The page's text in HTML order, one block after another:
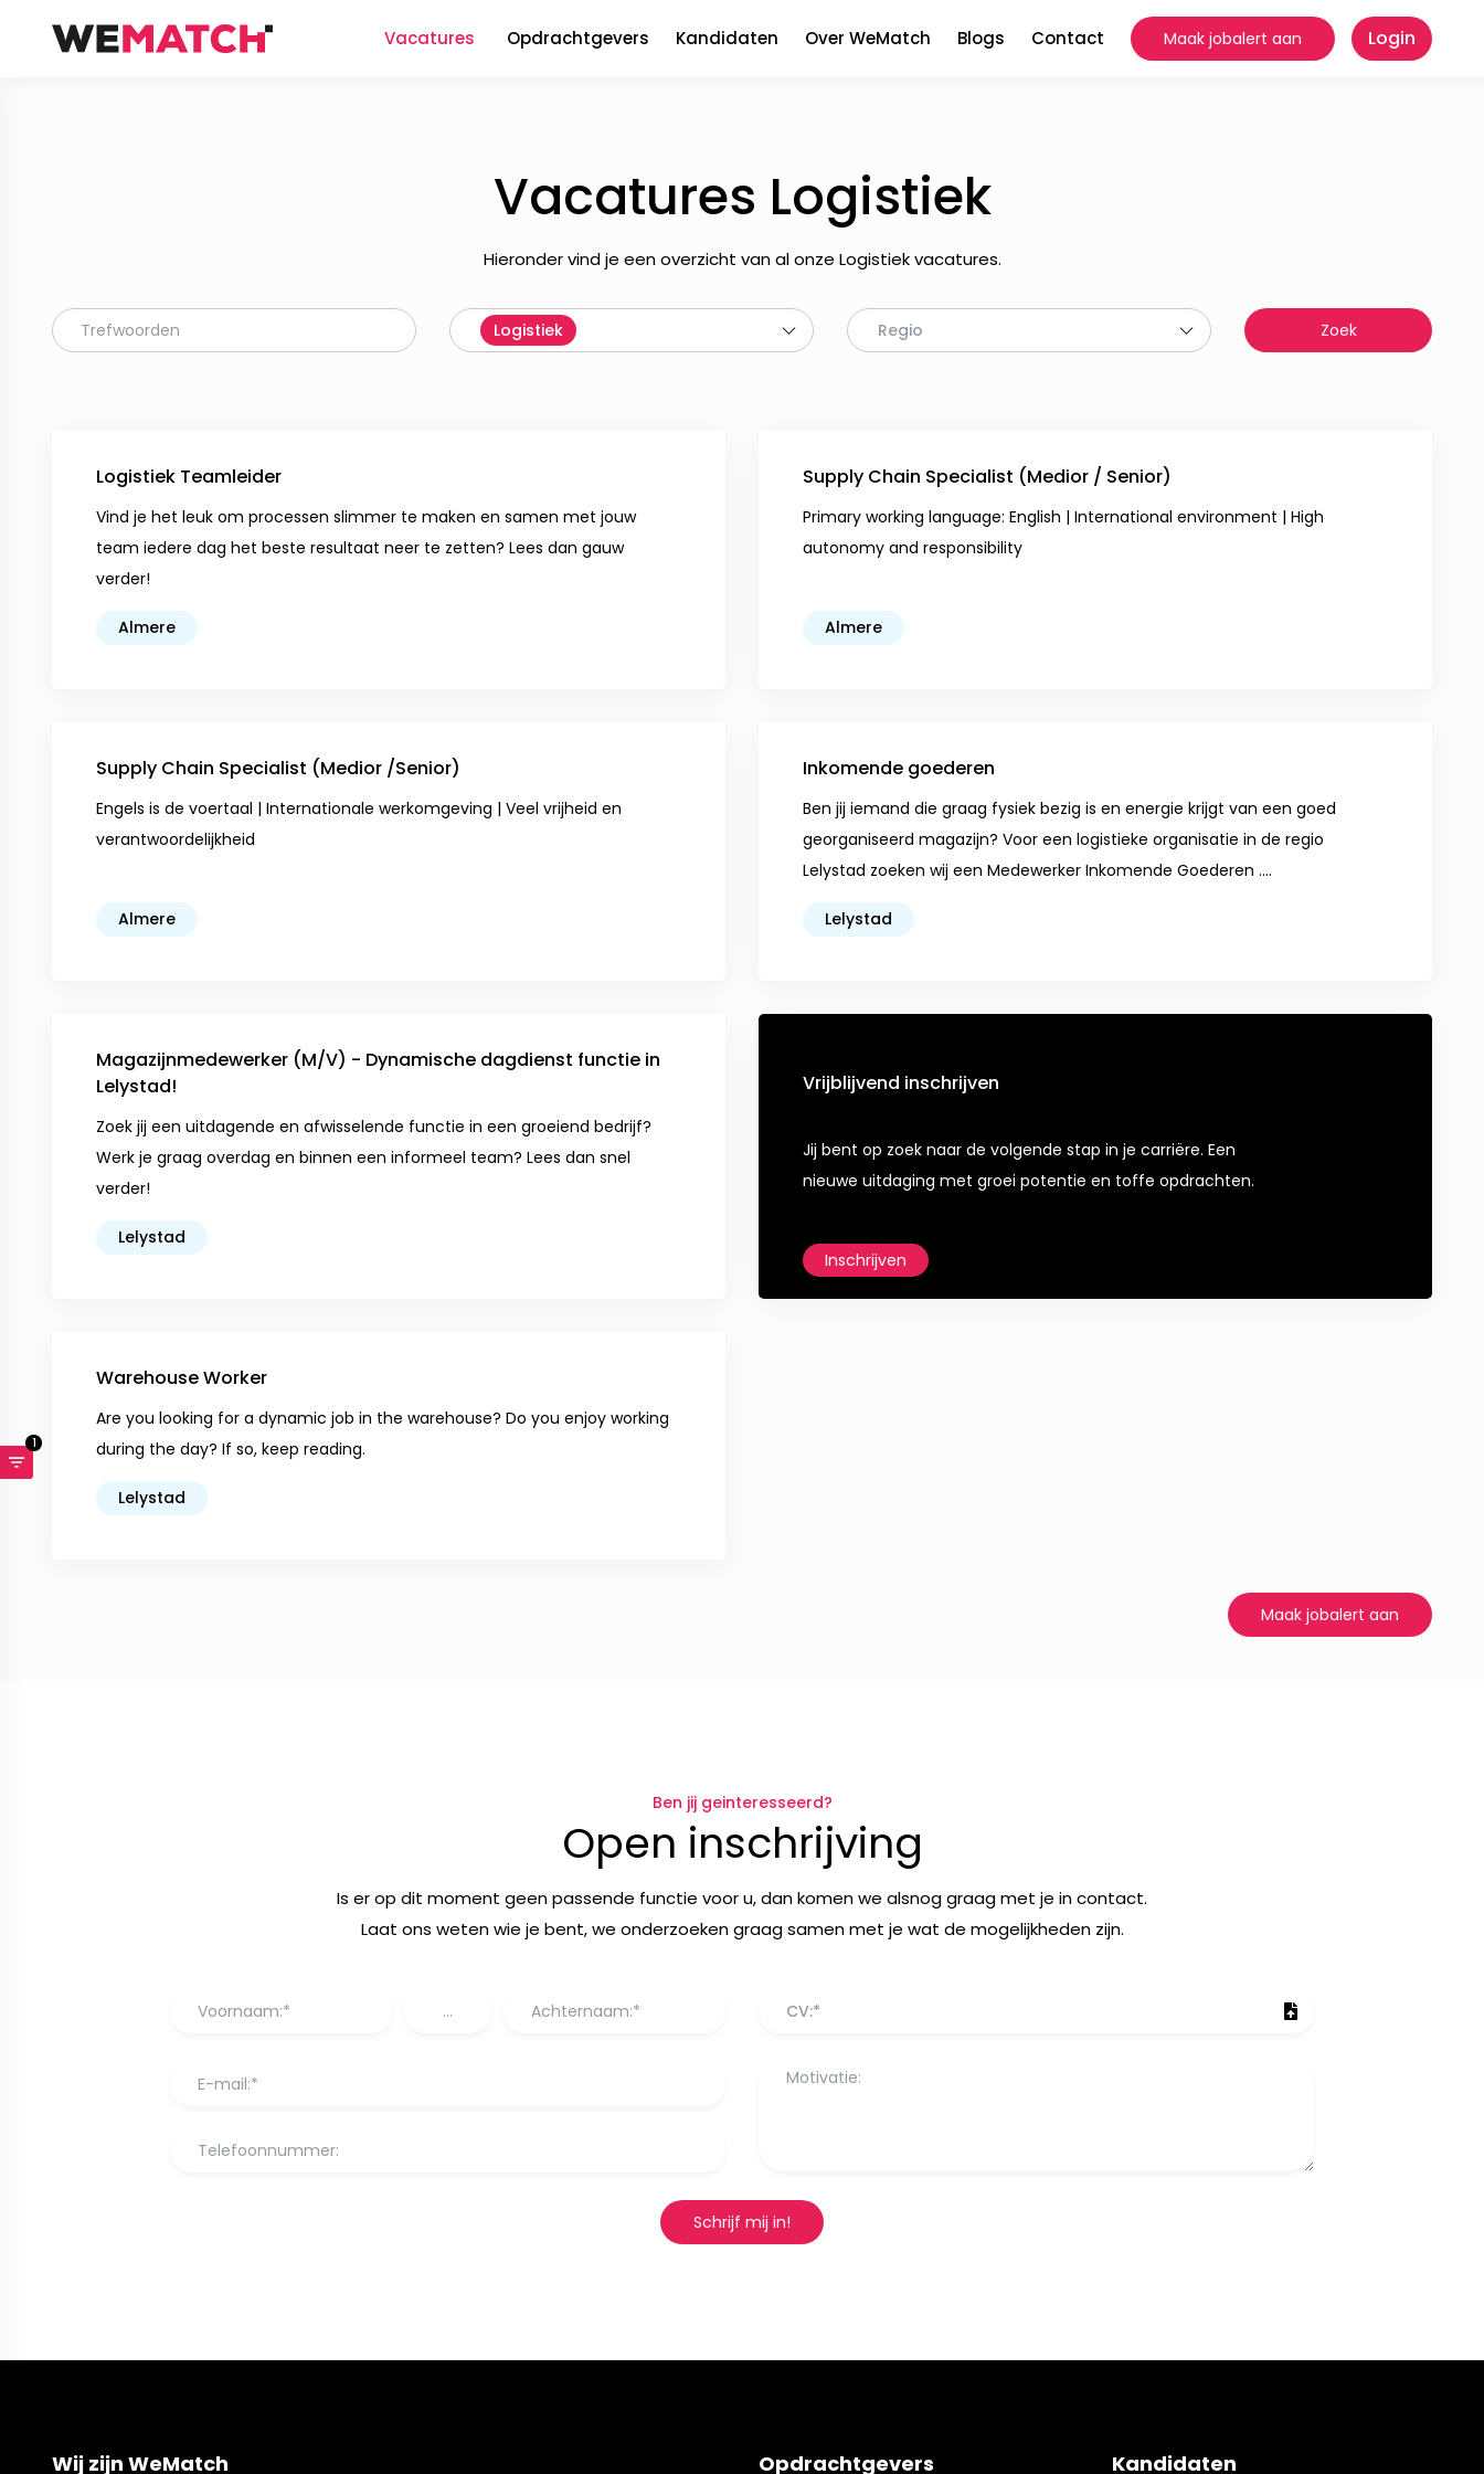
Vacatures Opdrachtgevers Kandidaten Over WeMatch Blogs Contact Login
Maak jobalert aan
Vacatures Logistiek
Hieronder vind je een overzicht van al onze Logistiek vacatures.
Logistiek Regio
Logistiek Teamleider
Vind je het leuk om processen slimmer te maken en samen met jouw
team iedere dag het beste resultaat neer te zetten? Lees dan gauw
verder!
Almere
Supply Chain Specialist (Medior / Senior)
Primary working language: English | International environment | High
autonomy and responsibility
Almere
Supply Chain Specialist (Medior /Senior)
Engels is de voertaal | Internationale werkomgeving | Veel vrijheid en
verantwoordelijkheid
Almere
Inkomende goederen
Ben jij iemand die graag fysiek bezig is en energie krijgt van een goed
georganiseerd magazijn? Voor een logistieke organisatie in de regio
Lelystad zoeken wij een Medewerker Inkomende Goederen ....
Lelystad
Magazijnmedewerker (M/V) - Dynamische dagdienst functie in
Lelystad!
Zoek jij een uitdagende en afwisselende functie in een groeiend bedrijf?
Werk je graag overdag en binnen een informeel team? Lees dan snel
verder!
Lelystad
Vrijblijvend inschrijven
Jij bent op zoek naar de volgende stap in je carriëre. Een
nieuwe uitdaging met groei potentie en toffe opdrachten.
Inschrijven
Warehouse Worker
Are you looking for a dynamic job in the warehouse? Do you enjoy working
during the day? If so, keep reading.
Lelystad
Maak jobalert aan
1
Ben jij geinteresseerd?
Open inschrijving
Is er op dit moment geen passende functie voor u, dan komen we alsnog graag met je in contact.
Laat ons weten wie je bent, we onderzoeken graag samen met je wat de mogelijkheden zijn.
CV:*
Schrijf mij in!
Wij zijn WeMatch Opdrachtgevers Kandidaten